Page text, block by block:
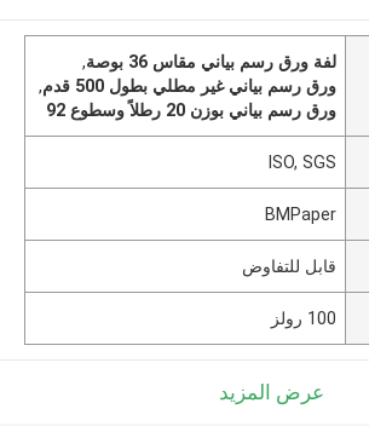
لفة ورق رسم بياني مقاس 36 بوصة
,
ورق رسم بياني غير مطلي بطول 500 قدم
,
ورق رسم بياني بوزن 20 رطلاً وسطوع 92
ISO, SGS
BMPaper
قابل للتفاوض
100 رولز
عرض المزيد